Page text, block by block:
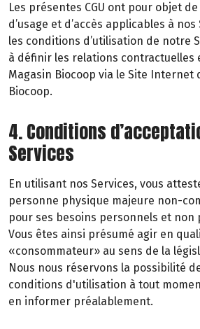
Les présentes CGU ont pour objet
d’usage et d’accès applicables à
les conditions d’utilisation de notre
à définir les relations contractuelles
Magasin Biocoop via le Site Internet
Biocoop.
4. Conditions
Services
En utilisant nos Services, vous
personne physique majeure non-
pour ses besoins personnels et non
Vous êtes ainsi présumé agir en
«consommateur» au sens de la
Nous nous réservons la possibilité
conditions d'utilisation à tout
en informer préalablement.